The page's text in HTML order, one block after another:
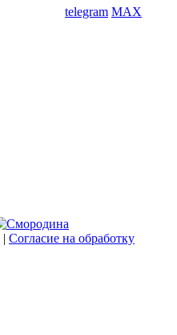
telegram MAX
| Согласие на обработку